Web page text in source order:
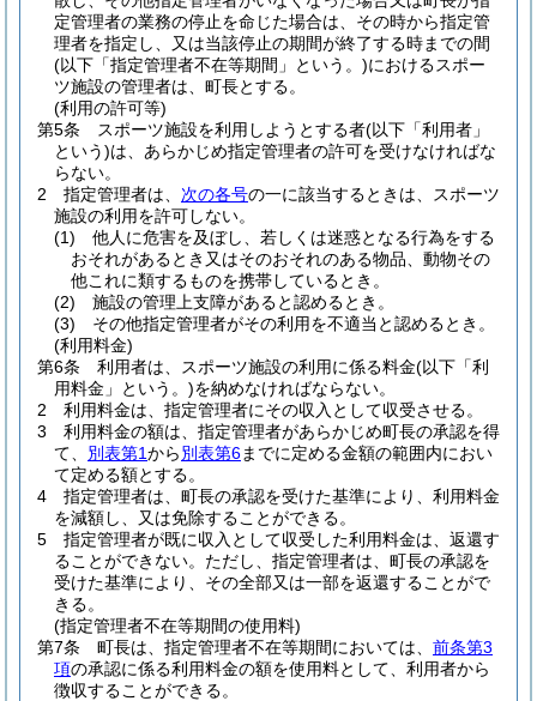
定管理者の業務の停止を命じた場合は、その時から指定管
理者を指定し、又は当該停止の期間が終了する時までの間
(以下「指定管理者不在等期間」という。)におけるスポー
ツ施設の管理者は、町長とする。
(利用の許可等)
第5条
スポーツ施設を利用しようとする者(以下「利用者」
という)は、あらかじめ指定管理者の許可を受けなければな
らない。
2
指定管理者は、 次の各号の一に該当するときは、スポーツ
施設の利用を許可しない。
(1)
他人に危害を及ぼし、若しくは迷惑となる行為をする
おそれがあるとき又はそのおそれのある物品、動物その
他これに類するものを携帯しているとき。
(2)
施設の管理上支障があると認めるとき。
(3)
その他指定管理者がその利用を不適当と認めるとき。
(利用料金)
第6条
利用者は、スポーツ施設の利用に係る料金(以下「利
用料金」という。)を納めなければならない。
2
利用料金は、指定管理者にその収入として収受させる。
3
利用料金の額は、指定管理者があらかじめ町長の承認を得
て、 別表第1から別表第6までに定める金額の範囲内におい
て定める額とする。
4
指定管理者は、町長の承認を受けた基準により、利用料金
を減額し、又は免除することができる。
5
指定管理者が既に収入として収受した利用料金は、返還す
ることができない。 ただし、指定管理者は、町長の承認を
受けた基準により、その全部又は一部を返還することがで
きる。
(指定管理者不在等期間の使用料)
第7条
町長は、指定管理者不在等期間においては、 前条第3
項の承認に係る利用料金の額を使用料として、利用者から
徴収することができる。